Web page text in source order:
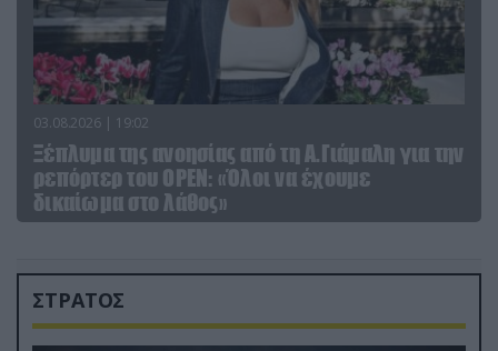
03.08.2026 | 19:02
Ξέπλυμα της ανοησίας από τη Α.Γιάμαλη για την
ρεπόρτερ του ΟΡΕΝ: «Όλοι να έχουμε
δικαίωμα στο λάθος»
ΣΤΡΑΤΟΣ